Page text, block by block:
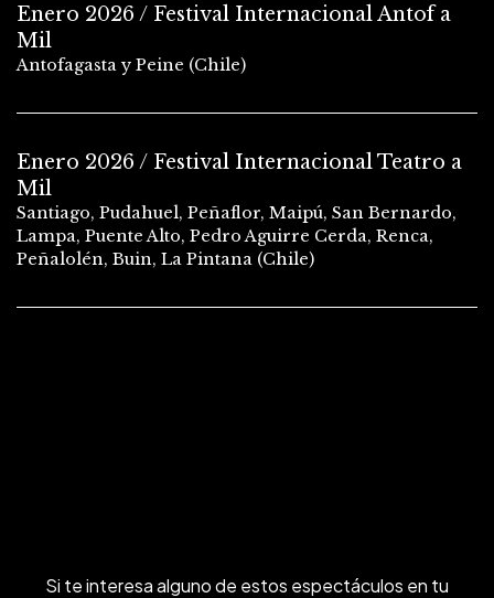
Enero 2026 / Festival Internacional Antof a
Mil
Antofagasta y Peine (Chile)
Enero 2026 / Festival Internacional Teatro a
Mil
Santiago, Pudahuel, Peñaflor, Maipú, San Bernardo,
Lampa, Puente Alto, Pedro Aguirre Cerda, Renca,
Peñalolén, Buin, La Pintana (Chile)
Si te interesa alguno de estos espectáculos en tu